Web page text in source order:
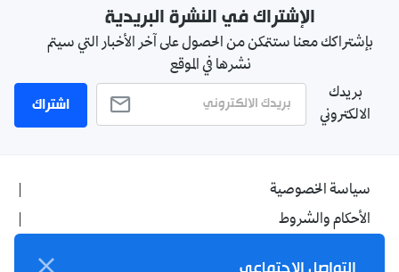
الإشتراك في النشرة البريدية
بإشتراكك معنا ستتمكن من الحصول على آخر الأخبار التي سيتم
نشرها في الموقع
بريدك
الالكتروني
اشتراك
سياسة الخصوصية
الأحكام والشروط